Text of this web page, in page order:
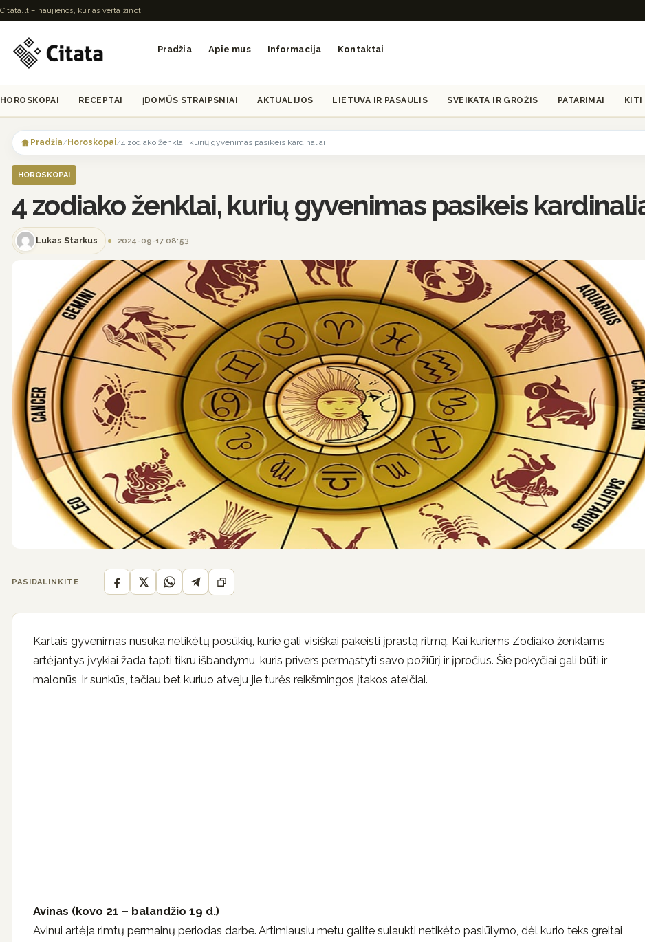
Citata.lt – naujienos, kurias verta žinoti
Pradžia Apie mus Informacija Kontaktai
HOROSKOPAI RECEPTAI ĮDOMŪS STRAIPSNIAI AKTUALIJOS LIETUVA IR PASAULIS SVEIKATA IR GROŽIS PATARIMAI KITI
Pradžia/Horoskopai/4 zodiako ženklai, kurių gyvenimas pasikeis kardinaliai
HOROSKOPAI
4 zodiako ženklai, kurių gyvenimas pasikeis
Lukas Starkus 2024-09-17 08:53
PASIDALINKITE
Kartais gyvenimas nusuka netikėtų posūkių, kurie gali visiškai pakeisti įprastą ritmą. Kai kuriems Zodiako ženklams
artėjantys įvykiai žada tapti tikru išbandymu, kuris privers permąstyti savo požiūrį ir įpročius. Šie pokyčiai gali būti ir
malonūs, ir sunkūs, tačiau bet kuriuo atveju jie turės reikšmingos įtakos ateičiai.
Avinas (kovo 21 – balandžio 19 d.)
Avinui artėja rimtų permainų periodas darbe. Artimiausiu metu galite sulaukti netikėto pasiūlymo, dėl kurio teks greitai